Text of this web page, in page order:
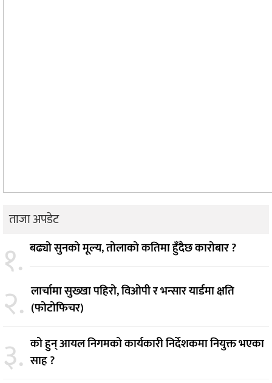
ताजा अपडेट
१. बढ्यो सुनको मूल्य, तोलाको कतिमा हुँदैछ कारोबार ?
२. लार्चामा सुख्खा पहिरो, विओपी र भन्सार यार्डमा क्षति
(फोटोफिचर)
३. को हुन् आयल निगमको कार्यकारी निर्देशकमा नियुक्त भएका
साह ?